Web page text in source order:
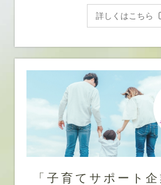
詳しくはこちら
「子育てサポート